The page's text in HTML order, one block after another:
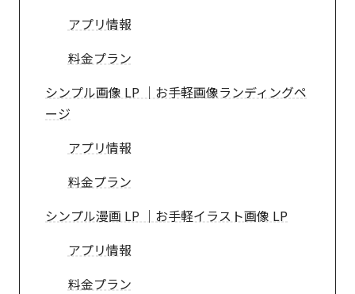
アプリ情報
料金プラン
シンプル画像 LP ｜お手軽画像ランディングペ
ージ
アプリ情報
料金プラン
シンプル漫画 LP ｜お手軽イラスト画像 LP
アプリ情報
料金プラン